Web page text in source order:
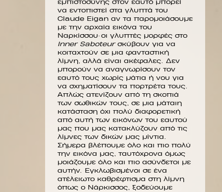
εμπιστοσύνης στον εαυτό μπορεί
να εντοπιστεί στα γλυπτά του
Claude Eigan αν τα παρομοιάσουμε
με την αρχαία εικόνα του
Ναρκίσσου· οι γλυπτές μορφές στο
Inner Saboteur σκύβουν για να
κοιταχτούν σε μια φανταστική
λίμνη, αλλά είναι ακέφαλες. Δεν
μπορούν να αναγνωρίσουν τον
εαυτό τους χωρίς μάτια ή νου για
να σχηματίσουν τα πορτρέτα τους.
Απλώς ατενίζουν από τη σκοπιά
των σωθικών τους, σε μια μάταιη
κατάσταση όχι πολύ διαφορετική
από αυτή των εικόνων του εαυτού
μας που μας κατακλύζουν από τις
λίμνες των δικών μας μίντια.
Σήμερα βλέπουμε όλο και πιο πολύ
την εικόνα μας, ταυτόχρονα όμως
μοιάζουμε όλο και πιο ασύνδετοι με
αυτήν. Εγκλωβισμένοι σε ένα
ατέλειωτο καθρέφτισμα στη λίμνη
όπως ο Νάρκισσος, ξοδεύουμε